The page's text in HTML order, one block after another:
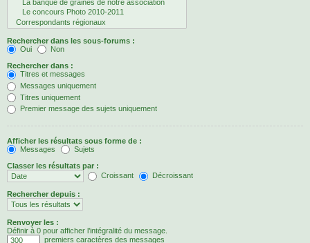
Rechercher dans les sous-forums :
Oui
Non
Rechercher dans :
Titres et messages
Messages uniquement
Titres uniquement
Premier message des sujets uniquement
Afficher les résultats sous forme de :
Messages
Sujets
Classer les résultats par :
Croissant
Décroissant
Rechercher depuis :
Renvoyer les :
Définir à 0 pour afficher l’intégralité du message.
premiers caractères des messages